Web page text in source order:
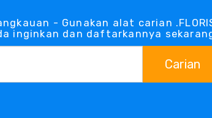
- Gunakan alat carian
inginkan dan daftarkannya
Carian